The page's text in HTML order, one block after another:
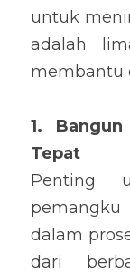
untuk
adalah
membantu
1.
Tepat
Penting
dalam
dari